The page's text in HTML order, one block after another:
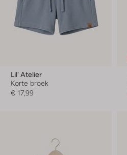
Lil' Atelier
Korte broek
€ 17,99